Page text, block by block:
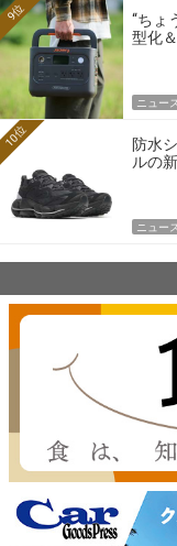
“ちょ
型化
9位
ニュース
防水
ルの
10位
ニュース